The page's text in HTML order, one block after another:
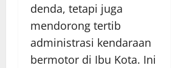
denda, tetapi juga
mendorong tertib
administrasi kendaraan
bermotor di Ibu Kota. Ini